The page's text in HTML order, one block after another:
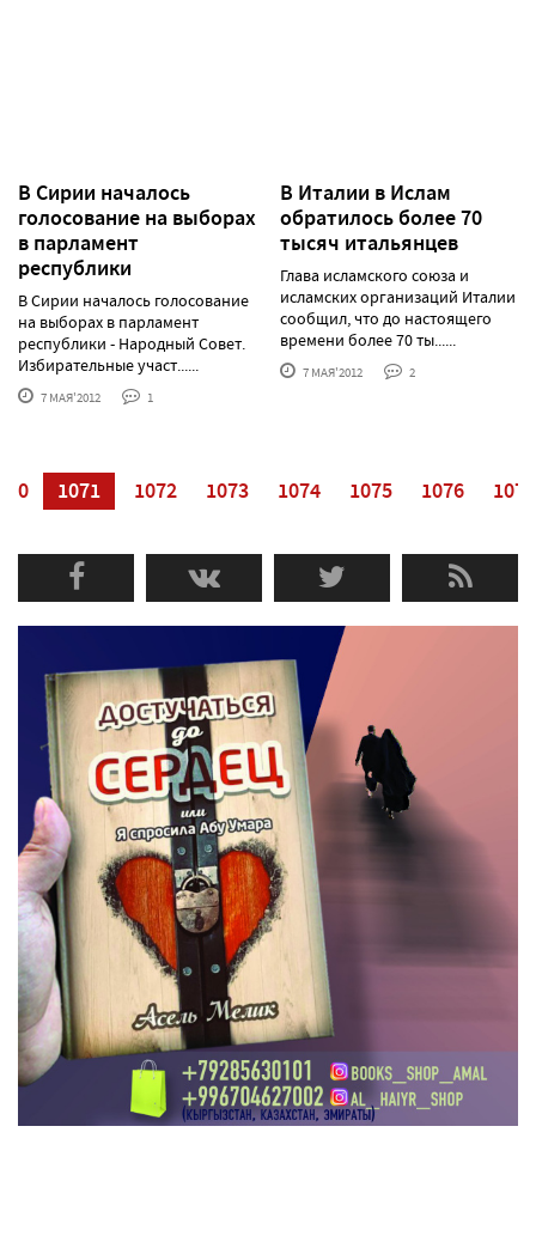
В Сирии началось
голосование на выборах
в парламент
республики
В Сирии началось голосование
на выборах в парламент
республики - Народный Совет.
Избирательные участ......
7 МАЯ'2012 1
В Италии в Ислам
обратилось более 70
тысяч итальянцев
Глава исламского союза и
исламских организаций Италии
сообщил, что до настоящего
времени более 70 ты......
7 МАЯ'2012 2
1071 1072 1073 1074 1075 1076 1077